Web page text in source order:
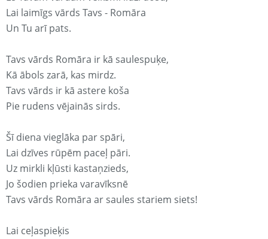
Lai laimīgs vārds Tavs - Romāra
Un Tu arī pats.
Tavs vārds Romāra ir kā saulespuķe,
Kā ābols zarā, kas mirdz.
Tavs vārds ir kā astere koša
Pie rudens vējainās sirds.
Šī diena vieglāka par spāri,
Lai dzīves rūpēm paceļ pāri.
Uz mirkli kļūsti kastaņzieds,
Jo šodien prieka varavīksnē
Tavs vārds Romāra ar saules stariem siets!
Lai ceļaspieķis